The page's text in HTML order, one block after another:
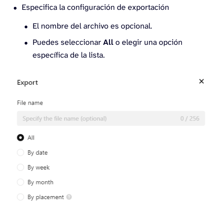
Especifica la configuración de exportación
El nombre del archivo es opcional.
Puedes seleccionarAllo elegir una opción
específica de la lista.